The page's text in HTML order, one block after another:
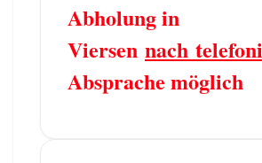
Abholung in
Viersen nach
Absprache möglich